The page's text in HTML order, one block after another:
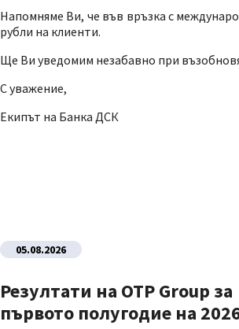
Напомняме Ви, че във връзка с
рубли на клиенти.
Ще Ви уведомим незабавно при
С уважение,
Екипът на Банка ДСК
05.08.2026
Резултати на OTP Group за
първото полугодие на